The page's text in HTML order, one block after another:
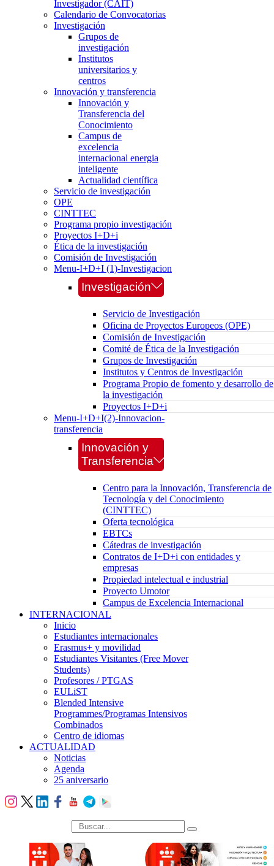
Investigador (CAIT)
Calendario de Convocatorias
Investigación
Grupos de
investigación
Institutos
universitarios y
centros
Innovación y transferencia
Innovación y
Transferencia del
Conocimiento
Campus de
excelencia
internacional energia
inteligente
Actualidad científica
Servicio de investigación
OPE
CINTTEC
Programa propio investigación
Proyectos I+D+i
Ética de la investigación
Comisión de Investigación
Menu-I+D+I (1)-Investigacion
Investigación
Servicio de Investigación
Oficina de Proyectos Europeos (OPE)
Comisión de Investigación
Comité de Ética de la Investigación
Grupos de Investigación
Institutos y Centros de Investigación
Programa Propio de fomento y desarrollo de
la investigación
Proyectos I+D+i
Menu-I+D+I(2)-Innovacion-
transferencia
Innovación y
Transferencia
Centro para la Innovación, Transferencia de
Tecnología y del Conocimiento
(CINTTEC)
Oferta tecnológica
EBTCs
Cátedras de investigación
Contratos de I+D+i con entidades y
empresas
Propiedad intelectual e industrial
Proyecto Umotor
Campus de Excelencia Internacional
INTERNACIONAL
Inicio
Estudiantes internacionales
Erasmus+ y movilidad
Estudiantes Visitantes (Free Mover
Students)
Profesores / PTGAS
EULiST
Blended Intensive
Programmes/Programas Intensivos
Combinados
Centro de idiomas
ACTUALIDAD
Noticias
Agenda
25 aniversario
búsqueda